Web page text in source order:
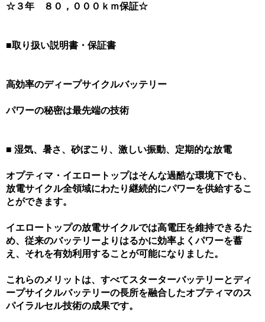
☆３年 ８０，０００ｋｍ保証☆
■取り扱い説明書・保証書
高効率のディープサイクルバッテリー
パワーの秘密は最先端の技術
■ 湿気、暑さ、砂ぼこり、激しい振動、定期的な放電
オプティマ・イエロートップはそんな過酷な環境下でも、
放電サイクル全領域にわたり継続的にパワーを供給するこ
とができます。
イエロートップの放電サイクルでは高電圧を維持できるた
め、従来のバッテリーよりはるかに効率よくパワーを蓄
え、それを有効利用することが可能になりました。
これらのメリットは、すべてスターターバッテリーとディ
ープサイクルバッテリーの長所を融合したオプティマのス
パイラルセル技術の成果です。